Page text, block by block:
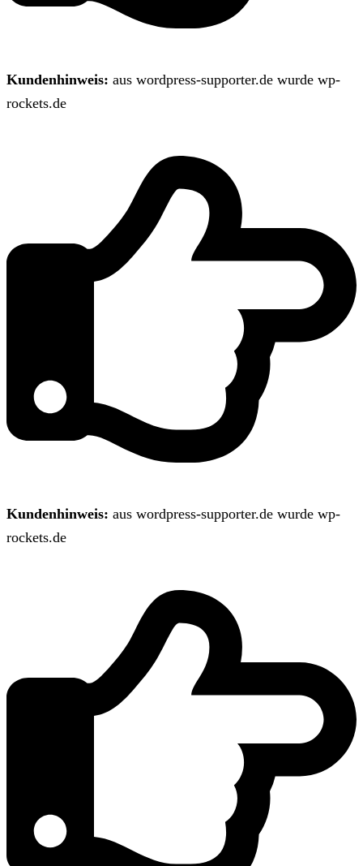
Kundenhinweis: aus wordpress-supporter.de wurde wp-
rockets.de
Kundenhinweis: aus wordpress-supporter.de wurde wp-
rockets.de